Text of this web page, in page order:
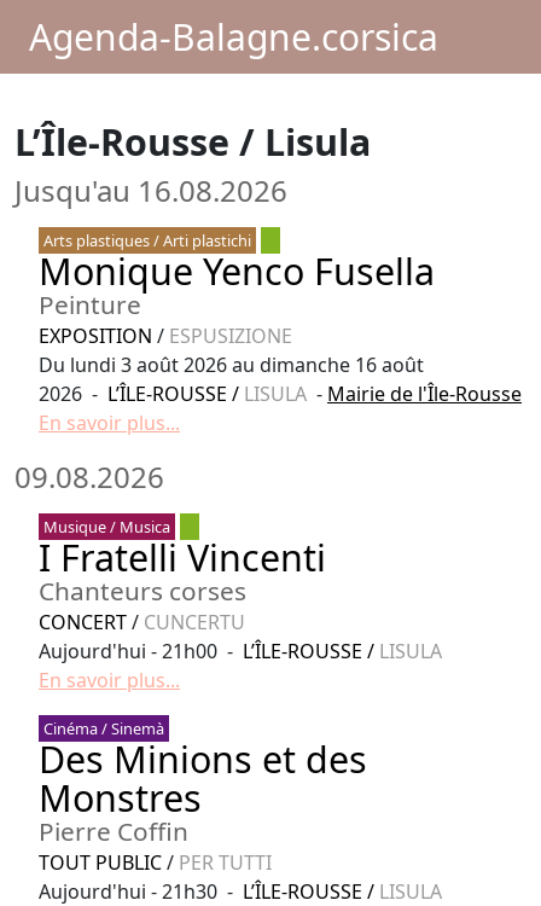
Agenda-Balagne.corsica
L’Île-Rousse / Lisula
Jusqu'au 16.08.2026
Arts plastiques / Arti plastichi
Monique Yenco Fusella
Peinture
EXPOSITION / ESPUSIZIONE
Du lundi 3 août 2026 au dimanche 16 août
2026 - L’ÎLE-ROUSSE / LISULA - Mairie de l'Île-Rousse
En savoir plus...
09.08.2026
Musique / Musica
I Fratelli Vincenti
Chanteurs corses
CONCERT/ CUNCERTU
Aujourd'hui - 21h00 - L’ÎLE-ROUSSE / LISULA
En savoir plus...
Cinéma / Sinemà
Des Minions et des
Monstres
Pierre Coffin
TOUT PUBLIC/ PER TUTTI
Aujourd'hui - 21h30 - L’ÎLE-ROUSSE / LISULA